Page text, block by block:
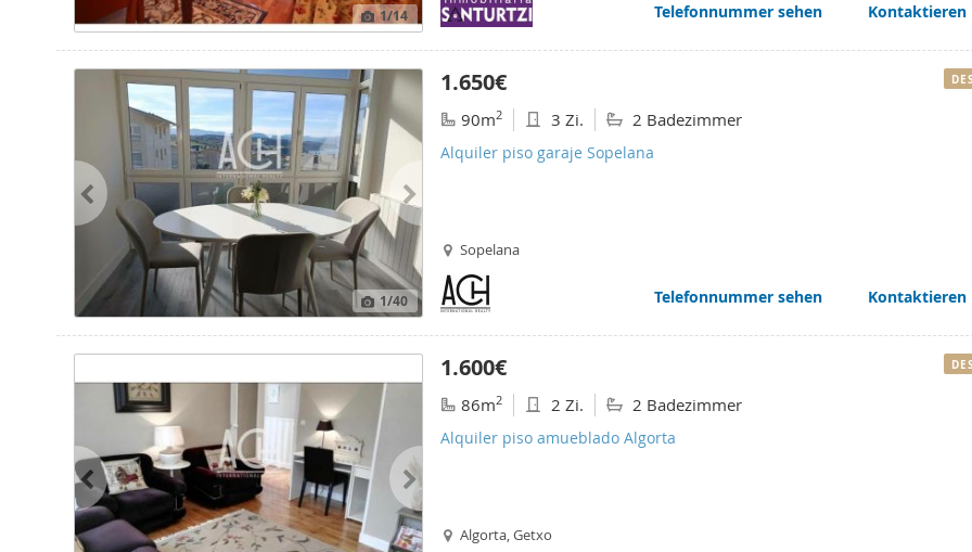
1/14 Telefonnummer sehen Kontaktieren
1/40
1.650€
90m2 3 Zi. 2 Badezimmer
Alquiler piso garaje Sopelana
Sopelana
Telefonnummer sehen Kontaktieren
1.600€
86m2 2 Zi. 2 Badezimmer
Alquiler piso amueblado Algorta
Algorta, Getxo